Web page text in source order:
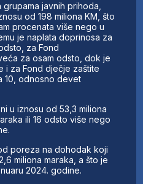
grupama javnih prihoda,
od 198 miliona KM, što
procenata više nego u
je naplata doprinosa za
za Fond
za osam odsto, dok je
i za Fond dječje zaštite
10, odnosno devet
u iznosu od 53,3 miliona
ili 16 odsto više nego
poreza na dohodak koji
miliona maraka, a što je
2024. godine.